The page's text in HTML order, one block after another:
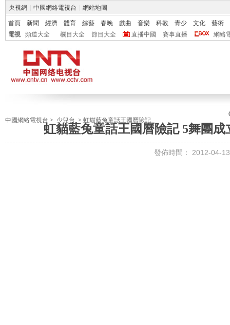
央視網 中國網絡電視台 網站地圖
首頁 新聞 經濟 體育 綜藝 春晚 戲曲 音樂 科教 青少 文化
藝術
電視
頻道大全 欄目大全 節目大全 直播中國 賽事直播 網絡
中國網絡電視台 > 少兒台 > 虹貓藍兔童話王國曆險記
虹貓藍兔童話王國曆險記 5舞團成
發佈時間： 2012-04-